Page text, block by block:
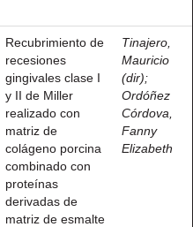
Recubrimiento de
recesiones
gingivales clase I
y II de Miller
realizado con
matriz de
colágeno porcina
combinado con
proteínas
derivadas de
matriz de esmalte
Tinajero,
Mauricio
(dir);
Ordóñez
Córdova,
Fanny
Elizabeth